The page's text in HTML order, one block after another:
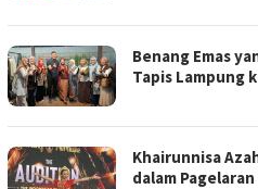
Benang Emas
Tapis Lampung
Khairunnisa
dalam